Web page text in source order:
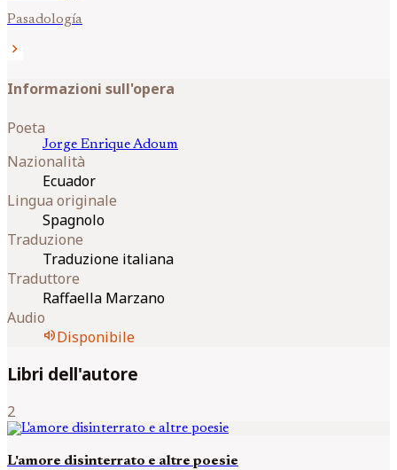
Pasadología
chevron_right
Informazioni sull'opera
Poeta
Jorge EnriqueAdoum
Nazionalità
Ecuador
Lingua originale
Spagnolo
Traduzione
Traduzione italiana
Traduttore
Raffaella Marzano
Audio
volume_upDisponibile
Libri dell'autore
2
L'amore disinterrato e altre poesie